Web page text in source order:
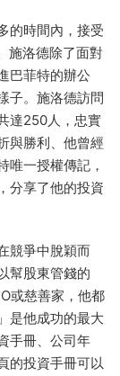
的時間內，接受
施洛德除了面對
巴菲特的辦公
子。施洛德訪問
達250人，忠實
與勝利、他曾經
唯一授權傳記，
分享了他的投資
競爭中脫穎而
幫股東管錢的
或慈善家，他都
是他成功的最大
手冊、公司年
的投資手冊可以